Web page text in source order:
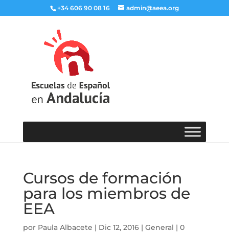
+34 606 90 08 16 admin@aeea.org
Cursos de formación
para los miembros de
EEA
por Paula Albacete | Dic 12, 2016| General | 0